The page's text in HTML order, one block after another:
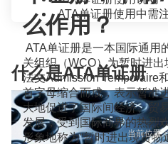
当前位置
么作用？
ATA单证册是一本国际通用
关组织（WCO）为暂时进
法文Admission Temporaire
首字母缩合而成，表示暂准
大地促进了国际间经济、贸
发展，受到国际商界的热烈
形象地称为“暂时进出境货物
ATA单证册使用中需
什么是ATA单证册